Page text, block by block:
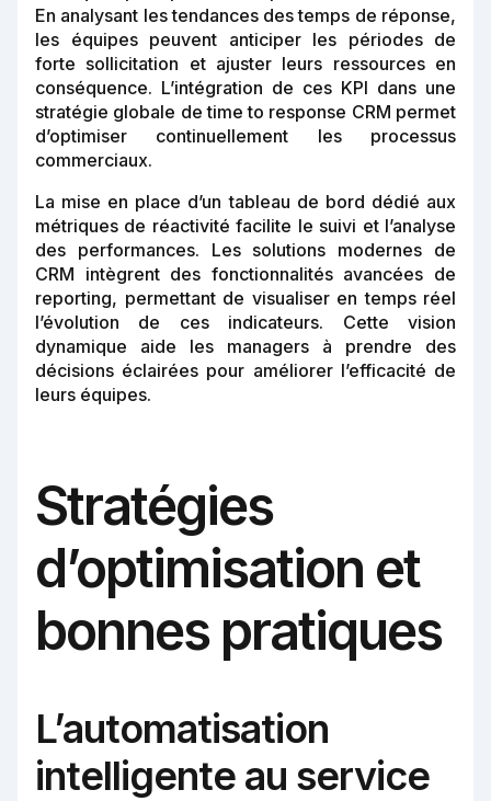
En analysant les tendances des temps de réponse,
les équipes peuvent anticiper les périodes de
forte sollicitation et ajuster leurs ressources en
conséquence. L’intégration de ces KPI dans une
stratégie globale de time to response CRM permet
d’optimiser continuellement les processus
commerciaux.
La mise en place d’un tableau de bord dédié aux
métriques de réactivité facilite le suivi et l’analyse
des performances. Les solutions modernes de
CRM intègrent des fonctionnalités avancées de
reporting, permettant de visualiser en temps réel
l’évolution de ces indicateurs. Cette vision
dynamique aide les managers à prendre des
décisions éclairées pour améliorer l’efficacité de
leurs équipes.
Stratégies
d’optimisation et
bonnes pratiques
L’automatisation
intelligente au service